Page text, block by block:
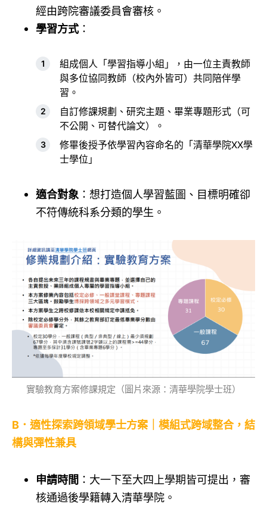
經由跨院審議委員會審核。
學習方式：
組成個人「學習指導小組」，由一位主責教師
與多位協同教師（校內外皆可）共同陪伴學
習。
自訂修課規劃、研究主題、畢業專題形式（可
不公開、可替代論文）。
修畢後授予依學習內容命名的「清華學院XX學
士學位」
適合對象 ：想打造個人學習藍圖、目標明確卻
不符傳統科系分類的學生。
實驗教育方案修課規定（圖片來源：清華學院學士班）
B．適性探索跨領域學士方案｜模組式跨域整合，結
構與彈性兼具
申請時間 ：大一下至大四上學期皆可提出，審
核通過後學籍轉入清華學院。